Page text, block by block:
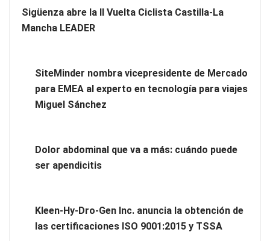
vehículos industriales pesados
colaboración para reforzar la capacidad técnica de los
ayuntamientos
Sigüenza abre la II Vuelta Ciclista Castilla-La
Mancha LEADER
SiteMinder nombra vicepresidente de Mercado
para EMEA al experto en tecnología para viajes
Miguel Sánchez
Dolor abdominal que va a más: cuándo puede
ser apendicitis
Kleen-Hy-Dro-Gen Inc. anuncia la obtención de
las certificaciones ISO 9001:2015 y TSSA